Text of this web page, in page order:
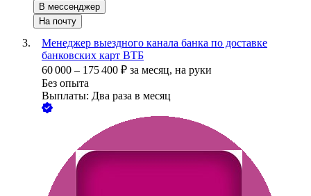
В мессенджер
На почту
Менеджер выездного канала банка по доставке
банковских карт ВТБ
60 000 – 175 400 ₽ за месяц, на руки
Без опыта
Выплаты: Два раза в месяц